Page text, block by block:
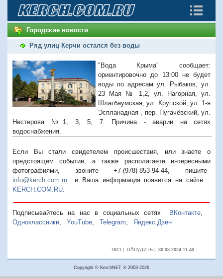
Городские новости
Ряд улиц Керчи остался без воды
"Вода Крыма" сообщает:
ориентировочно до 13:00 не будет
воды по адресам ул. Рыбаков, ул.
23 Мая № 1,2, ул. Нагорная, ул.
Шлагбаумская, ул. Крупской, ул. 1-я
Эспланадная , пер. Пугачёвский, ул.
Нестерова №1, 3, 5, 7. Причина - аварии на сетях
водоснабжения.
Если Вы стали свидетелем происшествия, или знаете о
предстоящем событии, а также располагаете интересными
фотографиями, звоните +7-(978)-853-94-44, пишите
info@kerch.com.ru и Ваша информация появится на сайте
KERCH.COM.RU
Подписывайтесь на нас в социальных сетях ВКонтакте,
Одноклассники
YouTube Telegram Яндекс.Дзен
1611 обсудить| 30.08.2024 11:40
Copyright © KerchNET ® 2003-2026